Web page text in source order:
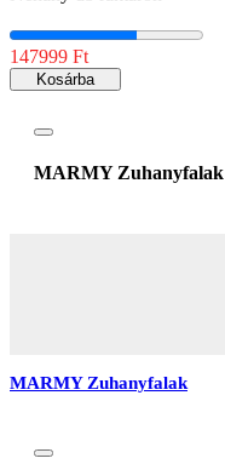
147999 Ft
Kosárba
MARMY Zuhanyfalak
MARMY Zuhanyfalak